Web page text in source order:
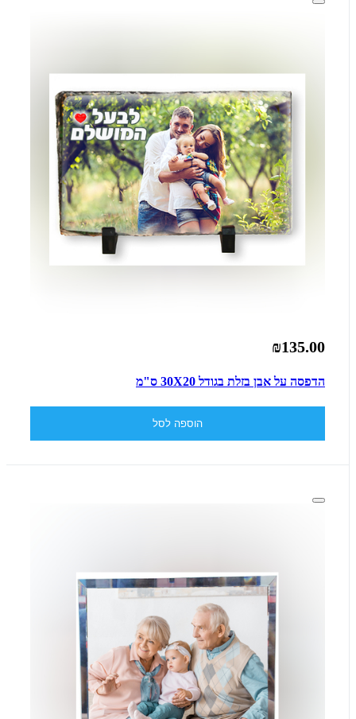
₪135.00
הדפסה על אבן בזלת בגודל 30X20 ס"מ
הוספה לסל